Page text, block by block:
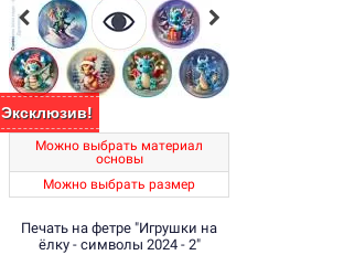
Эксклюзив!
Можно выбрать материал
основы
Можно выбрать размер
Печать на фетре "Игрушки на
ёлку - символы 2024 - 2"